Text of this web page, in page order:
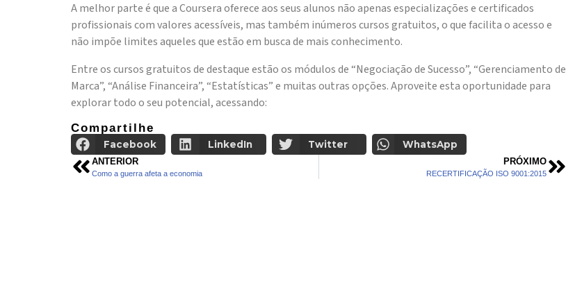
A melhor parte é que a Coursera oferece aos seus alunos não apenas especializações e certificados
profissionais com valores acessíveis, mas também inúmeros cursos gratuitos, o que facilita o acesso e
não impõe limites aqueles que estão em busca de mais conhecimento.
Entre os cursos gratuitos de destaque estão os módulos de “Negociação de Sucesso”, “Gerenciamento de
Marca”, “Análise Financeira”, “Estatísticas” e muitas outras opções. Aproveite esta oportunidade para
explorar todo o seu potencial, acessando:
Compartilhe
Facebook LinkedIn Twitter WhatsApp
ANTERIOR
Como a guerra afeta a economia
PRÓXIMO
RECERTIFICAÇÃO ISO 9001:2015